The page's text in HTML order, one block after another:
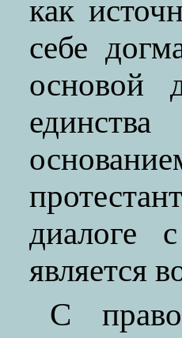
как
себе
основой
диалоге
является
С